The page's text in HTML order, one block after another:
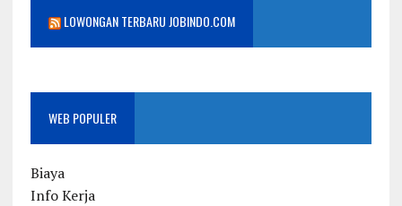
LOWONGAN TERBARU JOBINDO.COM
WEB POPULER
Biaya
Info Kerja